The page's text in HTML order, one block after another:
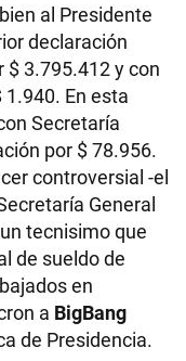
al Presidente
declaración
$ 3.795.412 y con
En esta
Secretaría
por $ 78.956.
controversial -el
General
tecnisimo que
de sueldo de
en
a BigBang
de Presidencia.